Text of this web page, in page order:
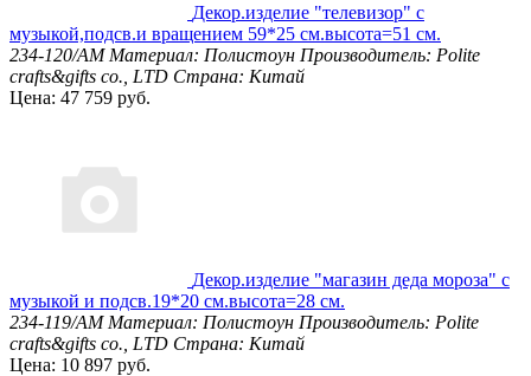
Декор.изделие "телевизор" с
музыкой,подсв.и вращением 59*25 см.высота=51 см.
234-120/AM Материал: Полистоун Производитель: Polite
crafts&gifts co., LTD Страна: Китай
Цена: 47 759 руб.
Декор.изделие "магазин деда мороза" с
музыкой и подсв.19*20 см.высота=28 см.
234-119/AM Материал: Полистоун Производитель: Polite
crafts&gifts co., LTD Страна: Китай
Цена: 10 897 руб.